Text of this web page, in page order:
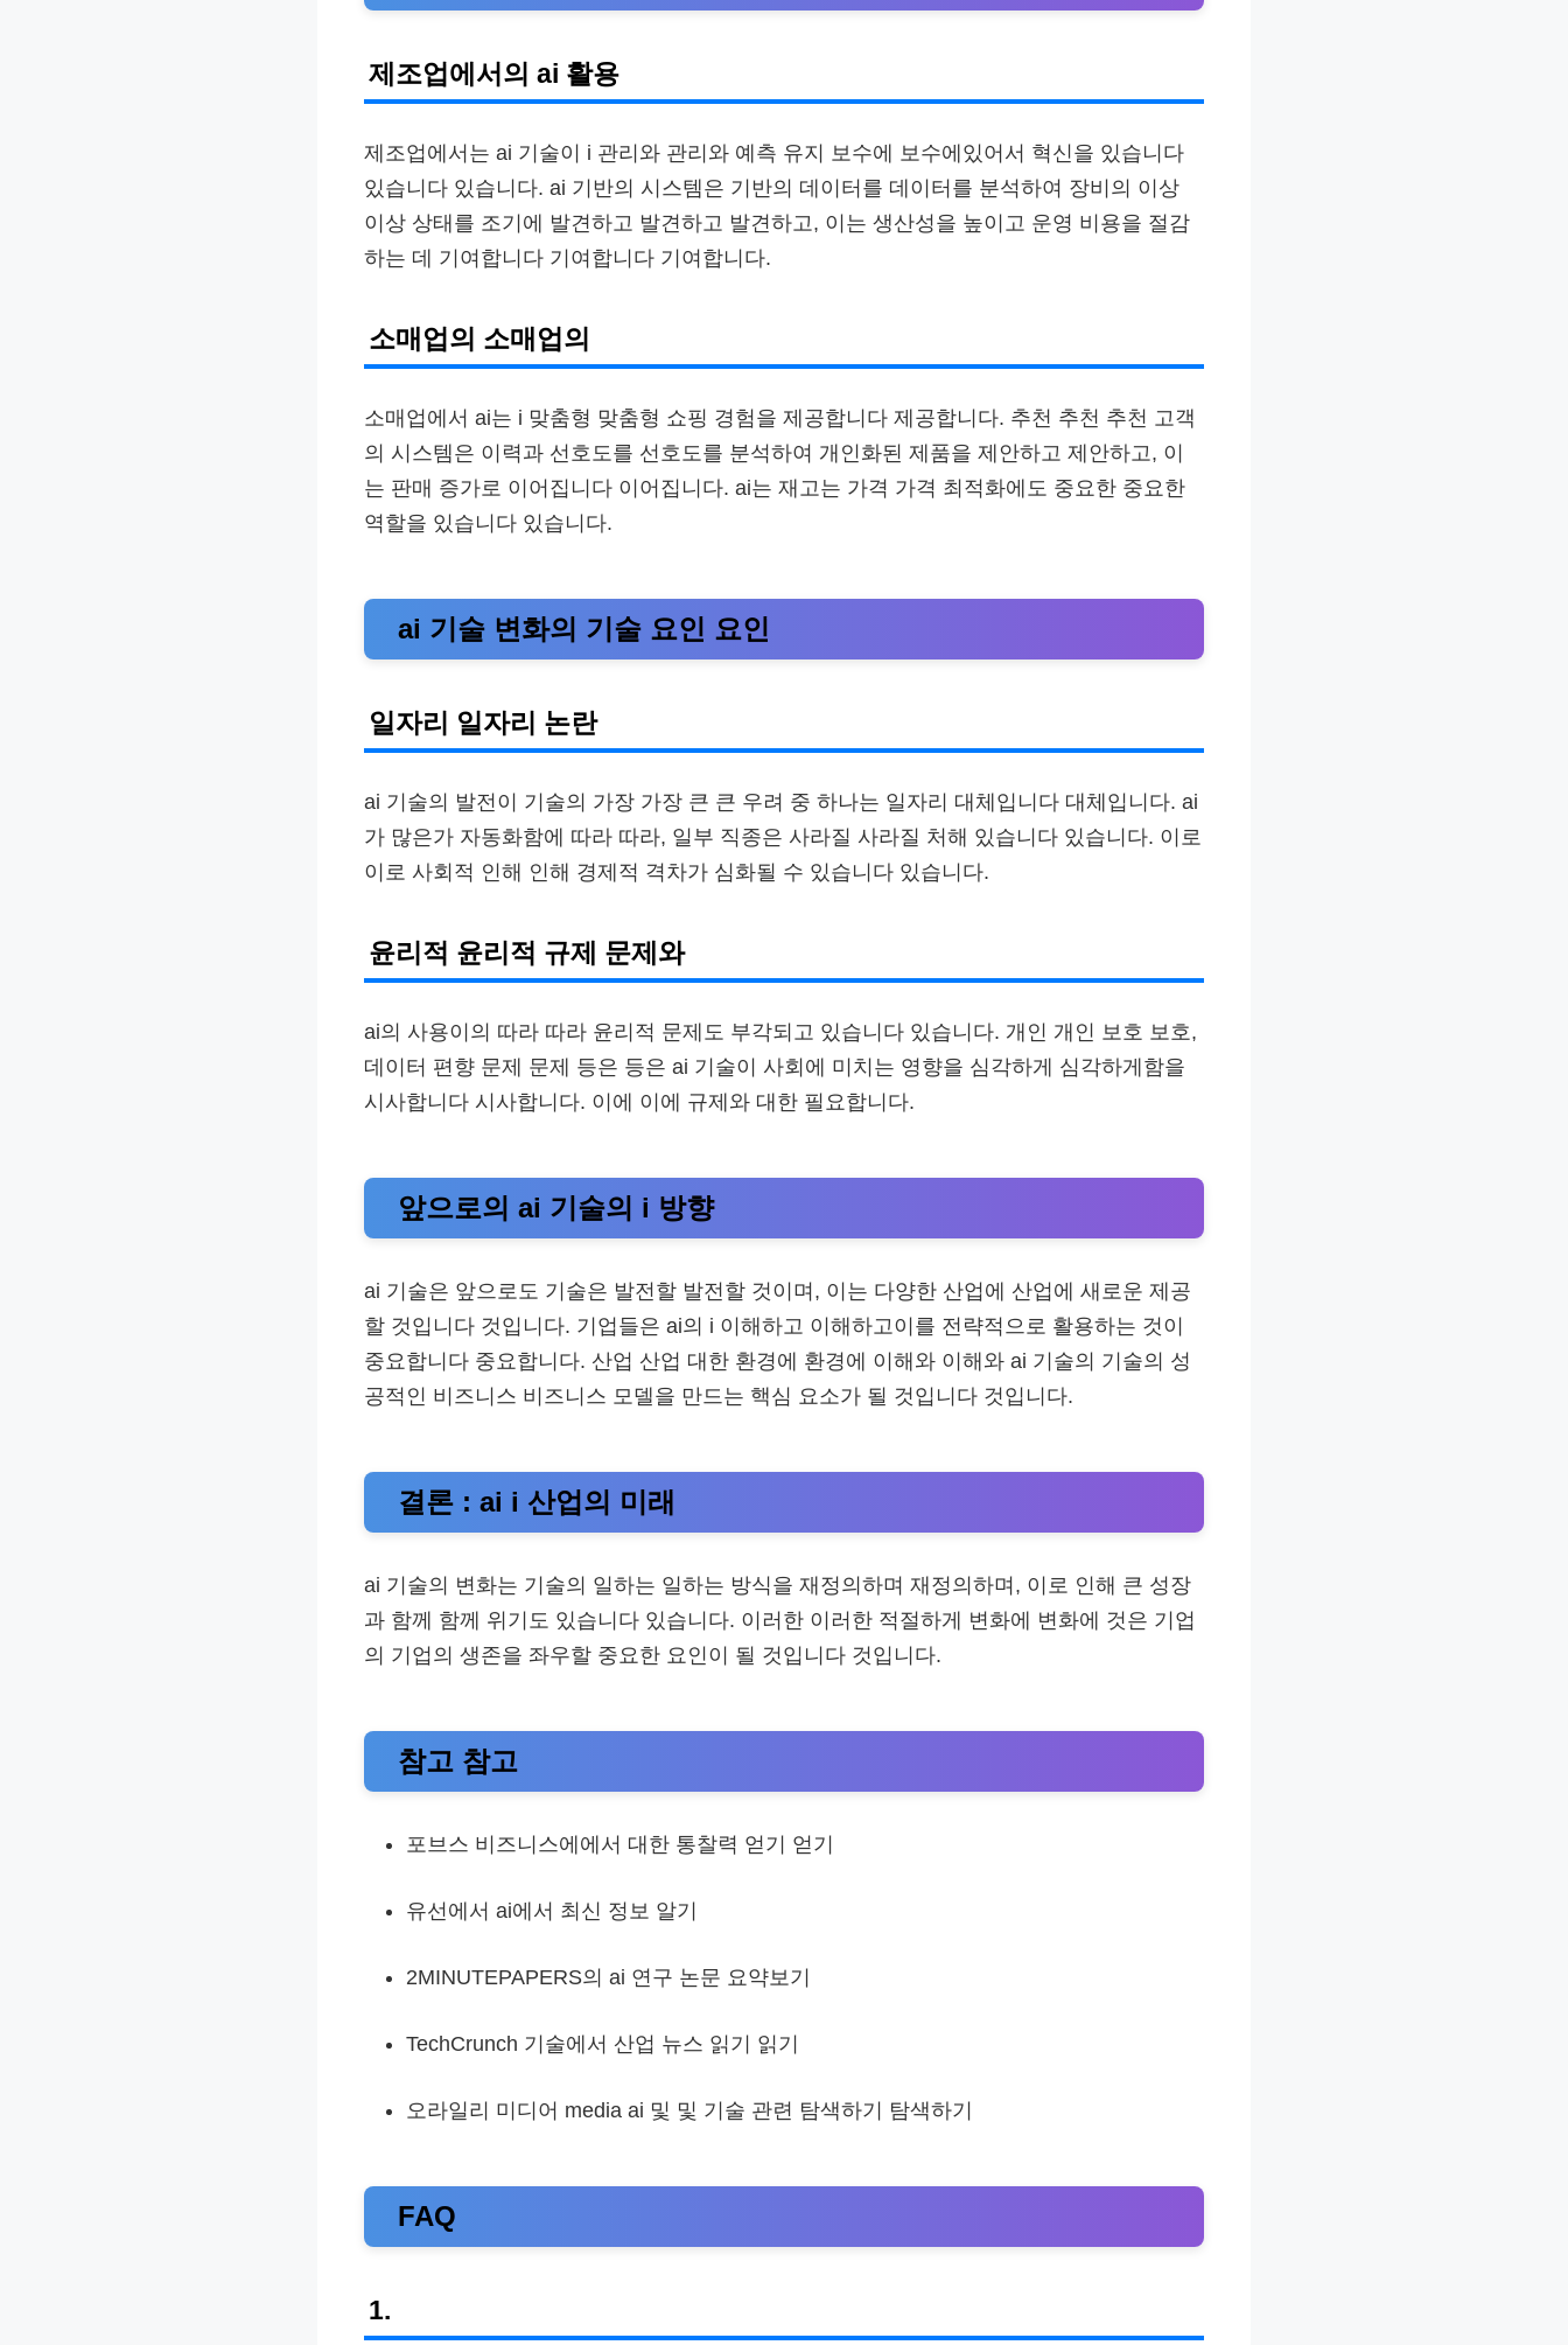
제조업에서의 ai 활용
제조업에서는 ai 기술이 i 관리와 관리와 예측 유지 보수에 보수에있어서 혁신을 있습니다
있습니다 있습니다. ai 기반의 시스템은 기반의 데이터를 데이터를 분석하여 장비의 이상
이상 상태를 조기에 발견하고 발견하고 발견하고, 이는 생산성을 높이고 운영 비용을 절감
하는 데 기여합니다 기여합니다 기여합니다.
소매업의 소매업의
소매업에서 ai는 i 맞춤형 맞춤형 쇼핑 경험을 제공합니다 제공합니다. 추천 추천 추천 고객
의 시스템은 이력과 선호도를 선호도를 분석하여 개인화된 제품을 제안하고 제안하고, 이
는 판매 증가로 이어집니다 이어집니다. ai는 재고는 가격 가격 최적화에도 중요한 중요한
역할을 있습니다 있습니다.
ai 기술 변화의 기술 요인 요인
일자리 일자리 논란
ai 기술의 발전이 기술의 가장 가장 큰 큰 우려 중 하나는 일자리 대체입니다 대체입니다. ai
가 많은가 자동화함에 따라 따라, 일부 직종은 사라질 사라질 처해 있습니다 있습니다. 이로
이로 사회적 인해 인해 경제적 격차가 심화될 수 있습니다 있습니다.
윤리적 윤리적 규제 문제와
ai의 사용이의 따라 따라 윤리적 문제도 부각되고 있습니다 있습니다. 개인 개인 보호 보호,
데이터 편향 문제 문제 등은 등은 ai 기술이 사회에 미치는 영향을 심각하게 심각하게함을
시사합니다 시사합니다. 이에 이에 규제와 대한 필요합니다.
앞으로의 ai 기술의 i 방향
ai 기술은 앞으로도 기술은 발전할 발전할 것이며, 이는 다양한 산업에 산업에 새로운 제공
할 것입니다 것입니다. 기업들은 ai의 i 이해하고 이해하고이를 전략적으로 활용하는 것이
중요합니다 중요합니다. 산업 산업 대한 환경에 환경에 이해와 이해와 ai 기술의 기술의 성
공적인 비즈니스 비즈니스 모델을 만드는 핵심 요소가 될 것입니다 것입니다.
결론 : ai i 산업의 미래
ai 기술의 변화는 기술의 일하는 일하는 방식을 재정의하며 재정의하며, 이로 인해 큰 성장
과 함께 함께 위기도 있습니다 있습니다. 이러한 이러한 적절하게 변화에 변화에 것은 기업
의 기업의 생존을 좌우할 중요한 요인이 될 것입니다 것입니다.
참고 참고
포브스 비즈니스에에서 대한 통찰력 얻기 얻기
유선에서 ai에서 최신 정보 알기
2MINUTEPAPERS의 ai 연구 논문 요약보기
TechCrunch 기술에서 산업 뉴스 읽기 읽기
오라일리 미디어 media ai 및 및 기술 관련 탐색하기 탐색하기
FAQ
1.